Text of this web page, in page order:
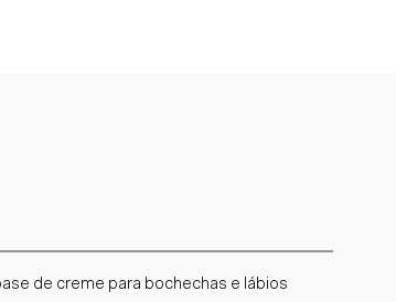
de creme para bochechas e lábios